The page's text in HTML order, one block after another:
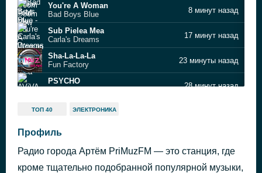
You're A Woman
Bad Boys Blue
8 минут назад
Sub Pielea Mea
Carla's Dreams
17 минут назад
Sha‐La‐La‐La
Fun Factory
23 минуты назад
PSYCHO
28 минут назад
Natalie Don’t
Ride on a Meteorite
Динамит
Игорёк
ТОП 40 ЭЛЕКТРОНИКА
Профиль
Радио города Артём PriMuzFM — это станция, где
кроме тщательно подобранной популярной музыки,